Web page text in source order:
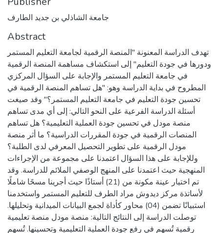
جامعة الشاذلي بن جديد الطارف
Abstract
تهدف الدراسة المعنونة "المنصة الرقمية لجامعة التعليم المستمر
ودورها في جودة التعليم" إلى استكشاف مساهمة المنصة الرقمية
في جامعة التعليم المستمر والإجابة على السؤال المركزي
المطروح في بداية الدراسة وهو: "هل تساهم المنصة الرقمية في
تحسين جودة التعليم في جامعة التعليم المستمر؟" وقد صيغت
أسئلة الدراسة الفرعية على النحو التالي: إلى أي مدى تساهم
منصة مودل في تحسين جودة العملية التعليمية؟ هل تساهم
المنصات الرقمية في جودة المقررات الدراسية؟ ما أثر منصة
مودل الرقمية على تطوير التحصيل المعرفي لدى الطلبة؟
وللإجابة على هذا السؤال اعتمدنا على مجموعة من الإجراءات
المنهجية حيث اعتمدنا على المنهج الوصفي الملائم للدراسة. وقد
تم اختيار عينة مكونة من (21) أستاذًا حيث أجرينا مسحًا شاملًا
لأساتذة مركز ديدوش مراد الطرف للتعليم المستمر واستخدمنا
استبيانًا تضمن (04) محاور كأداة لجمع البيانات الميدانية وتحليلها.
توصلت الدراسة إلى النتائج التالية: منصة مودل منصة تعليمية
رقمية تُسهم في رفع جودة العملية التعليمية وتحسينها. تُسهم